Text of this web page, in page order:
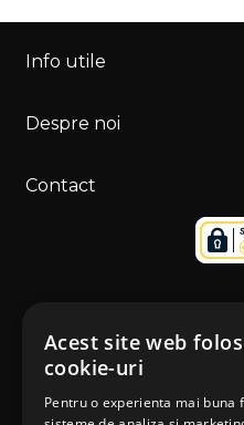
Info utile
Despre noi
Contact
Acest site web
cookie-uri
Pentru o experienta mai buna